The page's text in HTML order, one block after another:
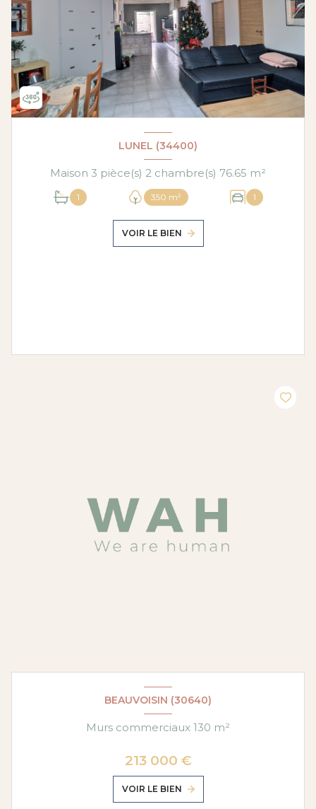
LUNEL (34400)
Maison 3 pièce(s) 2 chambre(s) 76.65 m²
1 350 m² 1
VOIR LE BIEN
BEAUVOISIN (30640)
Murs commerciaux 130 m²
213 000 €
VOIR LE BIEN